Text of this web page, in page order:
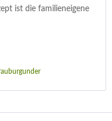
ist die familieneigene